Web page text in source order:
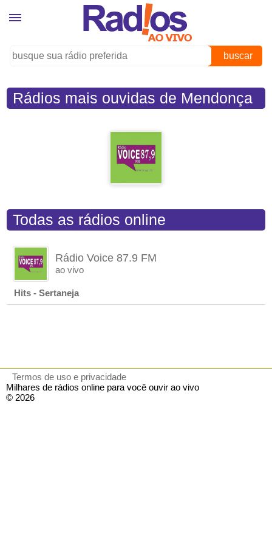
buscar
Rádios mais ouvidas de Mendonça
Todas as rádios online
Rádio Voice 87.9 FM
ao vivo
Hits - Sertaneja
Termos de uso e privacidade
Milhares de rádios online para você ouvir ao vivo
© 2026